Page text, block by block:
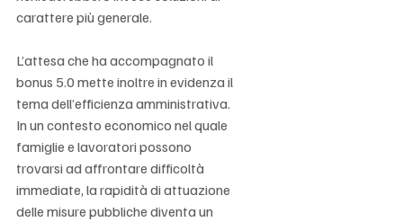
carattere più generale.
L’attesa che ha accompagnato il
bonus 5.0 mette inoltre in evidenza il
tema dell’efficienza amministrativa.
In un contesto economico nel quale
famiglie e lavoratori possono
trovarsi ad affrontare difficoltà
immediate, la rapidità di attuazione
delle misure pubbliche diventa un